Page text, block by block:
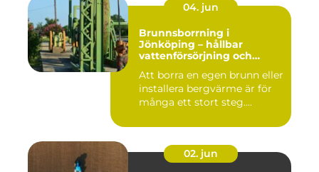
04. jun
Brunnsborrning i
Jönköping – hållbar
vattenförsörjning och
Att borra en egen brunn eller
installera bergvärme är för
många ett stort steg....
02. jun